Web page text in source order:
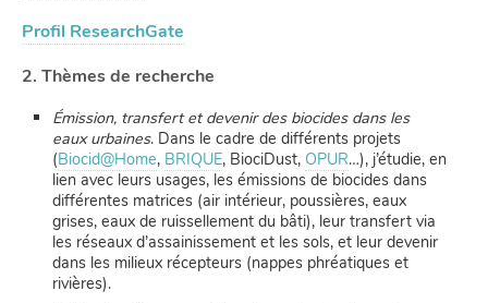
Profil ResearchGate
2. Thèmes de recherche
Émission, transfert et devenir des biocides dans les
eaux urbaines. Dans le cadre de différents projets
(Biocid@Home, BRIQUE, BiociDust, OPUR…), j’étudie, en
lien avec leurs usages, les émissions de biocides dans
différentes matrices (air intérieur, poussières, eaux
grises, eaux de ruissellement du bâti), leur transfert via
les réseaux d’assainissement et les sols, et leur devenir
dans les milieux récepteurs (nappes phréatiques et
rivières).